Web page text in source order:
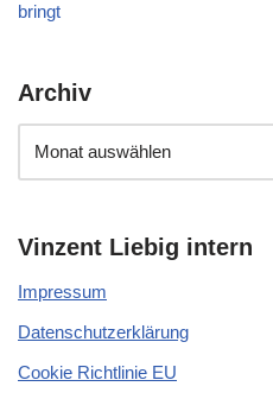
bringt
Archiv
Vinzent Liebig intern
Impressum
Datenschutzerklärung
Cookie Richtlinie EU